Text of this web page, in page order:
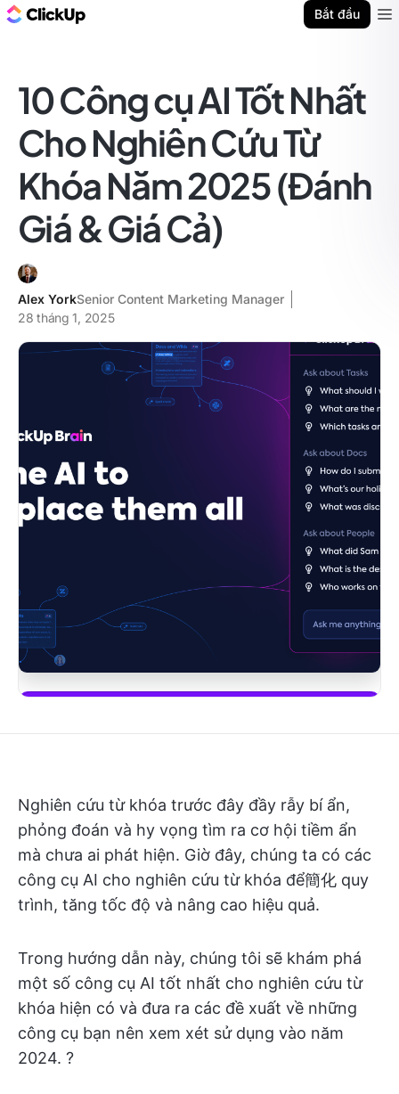
Bắt đầu
10 Công cụ AI Tốt Nhất
Cho Nghiên Cứu Từ
Khóa Năm 2025 (Đánh
Giá & Giá Cả)
Alex YorkSenior Content Marketing Manager
28 tháng 1, 2025
Nghiên cứu từ khóa trước đây đầy rẫy bí ẩn,
phỏng đoán và hy vọng tìm ra cơ hội tiềm ẩn
mà chưa ai phát hiện. Giờ đây, chúng ta có các
công cụ AI cho nghiên cứu từ khóa để簡化 quy
trình, tăng tốc độ và nâng cao hiệu quả.
Trong hướng dẫn này, chúng tôi sẽ khám phá
một số công cụ AI tốt nhất cho nghiên cứu từ
khóa hiện có và đưa ra các đề xuất về những
công cụ bạn nên xem xét sử dụng vào năm
2024. ?